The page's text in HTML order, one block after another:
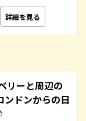
詳細を見る
リーと周辺の
ンドンからの日